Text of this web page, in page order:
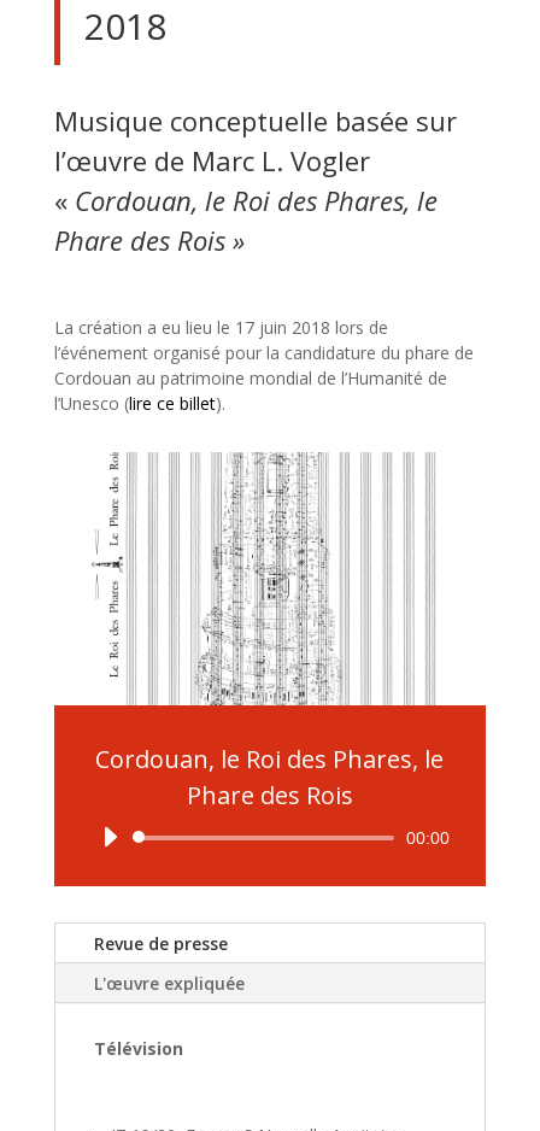
2018
Musique conceptuelle basée sur
l’œuvre de Marc L. Vogler
« Cordouan, le Roi des Phares, le
Phare des Rois »
La création a eu lieu le 17 juin 2018 lors de
l’événement organisé pour la candidature du phare de
Cordouan au patrimoine mondial de l’Humanité de
l’Unesco (lire ce billet).
Cordouan, le Roi des Phares, le
Phare des Rois
Lecteur
00:00
Revue de presse
L'œuvre expliquée
Télévision